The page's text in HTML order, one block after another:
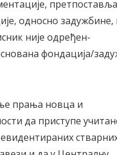
односно задужбине,
није одређен-
фондација/
прања новца и
да приступе